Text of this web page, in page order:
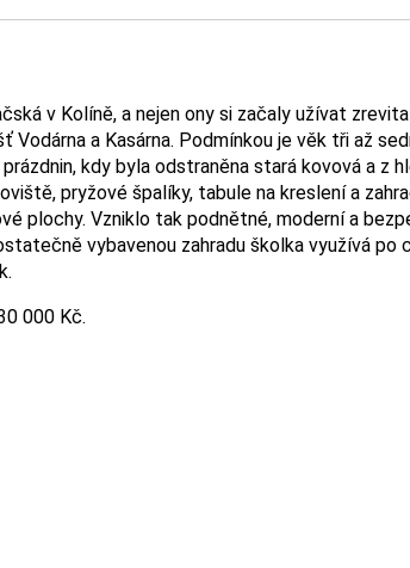
v Kolíně, a nejen ony si začaly užívat
a Kasárna. Podmínkou je věk tři až
kdy byla odstraněna stará kovová a
pryžové špalíky, tabule na kreslení a
plochy. Vzniklo tak podnětné, moderní a
vybavenou zahradu školka využívá
000 Kč.